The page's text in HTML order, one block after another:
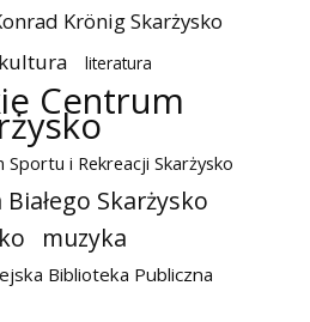
Krönig Skarżysko
kultura literatura
Centrum
Sportu i Rekreacji Skarżysko
Skarżysko
muzyka
Biblioteka Publiczna